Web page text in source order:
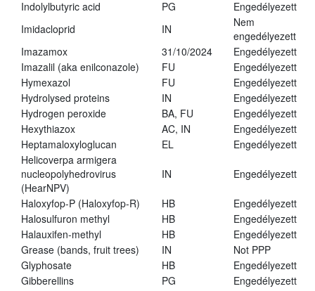
Indolylbutyric acid
PG
Engedélyezett
Imidacloprid
IN
Nem
engedélyezett
Imazamox
31/10/2024
Engedélyezett
Imazalil (aka enilconazole)
FU
Engedélyezett
Hymexazol
FU
Engedélyezett
Hydrolysed proteins
IN
Engedélyezett
Hydrogen peroxide
BA, FU
Engedélyezett
Hexythiazox
AC, IN
Engedélyezett
Heptamaloxyloglucan
EL
Engedélyezett
Helicoverpa armigera
nucleopolyhedrovirus
(HearNPV)
IN Engedélyezett
Haloxyfop-P (Haloxyfop-R) HB
Engedélyezett
Halosulfuron methyl
HB
Engedélyezett
Halauxifen-methyl
HB
Engedélyezett
Grease (bands, fruit trees)
IN
Not PPP
Glyphosate
HB
Engedélyezett
Gibberellins
PG
Engedélyezett